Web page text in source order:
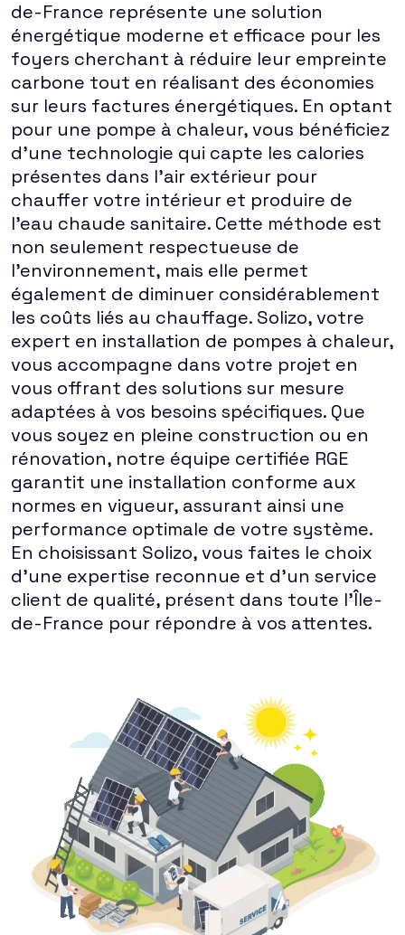
de-France représente une solution
énergétique moderne et efficace pour les
foyers cherchant à réduire leur empreinte
carbone tout en réalisant des économies
sur leurs factures énergétiques. En optant
pour une pompe à chaleur, vous bénéficiez
d'une technologie qui capte les calories
présentes dans l'air extérieur pour
chauffer votre intérieur et produire de
l'eau chaude sanitaire. Cette méthode est
non seulement respectueuse de
l'environnement, mais elle permet
également de diminuer considérablement
les coûts liés au chauffage. Solizo, votre
expert en installation de pompes à chaleur,
vous accompagne dans votre projet en
vous offrant des solutions sur mesure
adaptées à vos besoins spécifiques. Que
vous soyez en pleine construction ou en
rénovation, notre équipe certifiée RGE
garantit une installation conforme aux
normes en vigueur, assurant ainsi une
performance optimale de votre système.
En choisissant Solizo, vous faites le choix
d'une expertise reconnue et d'un service
client de qualité, présent dans toute l'Île-
de-France pour répondre à vos attentes.